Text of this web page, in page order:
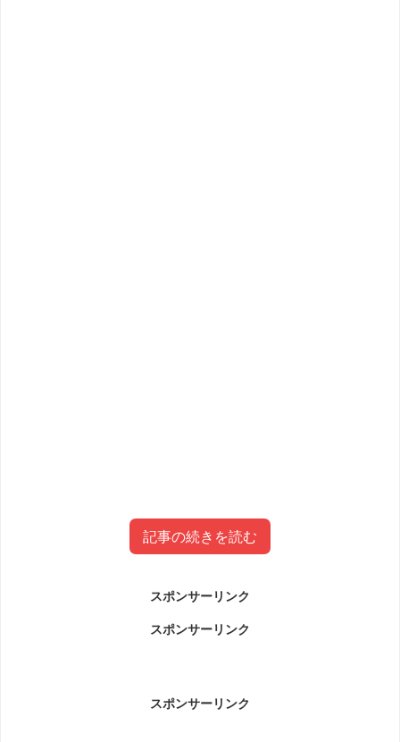
記事の続きを読む
松崎鉄平容疑者事件についてです。
スポンサーリンク
スポンサーリンク
スポンサーリンク